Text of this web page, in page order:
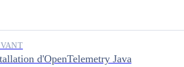
d'OpenTelemetry Java